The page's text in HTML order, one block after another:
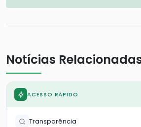
Notícias
ACESSO RÁPIDO
Transparência